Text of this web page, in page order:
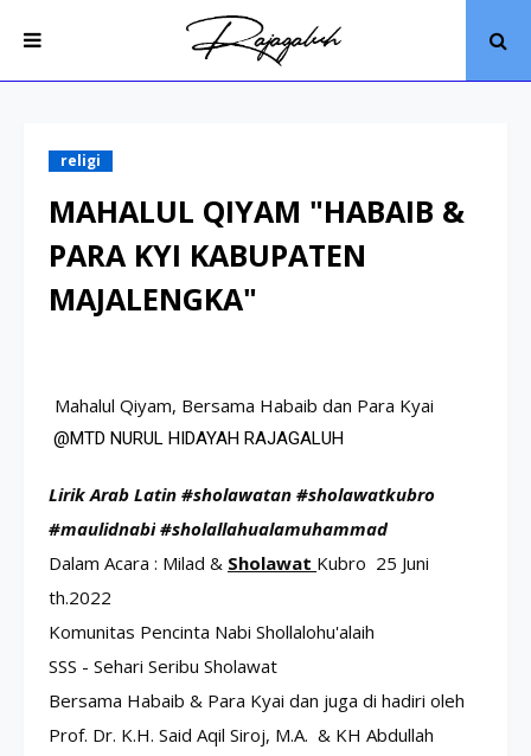
religi
MAHALUL QIYAM "HABAIB &
PARA KYI KABUPATEN
MAJALENGKA"
Mahalul Qiyam, Bersama Habaib dan Para Kyai
@MTD NURUL HIDAYAH RAJAGALUH
Lirik Arab Latin #sholawatan #sholawatkubro
#maulidnabi #sholallahualamuhammad
Dalam Acara : Milad & Sholawat Kubro  25 Juni
th.2022
Komunitas Pencinta Nabi Shollalohu'alaih
SSS - Sehari Seribu Sholawat
Bersama Habaib & Para Kyai
Prof. Dr. K.H. Said Aqil Siroj, M.A.  & KH Abdullah